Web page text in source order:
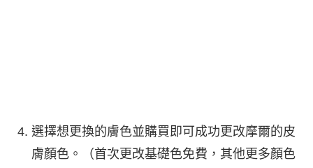
選擇想更換的膚色並購買即可成功更改摩爾的皮
膚顏色。（首次更改基礎色免費，其他更多顏色